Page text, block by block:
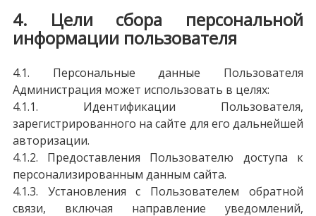
4. Цели сбора персональной
информации пользователя
4.1. Персональные данные Пользователя
Администрация может использовать в целях:
4.1.1. Идентификации Пользователя,
зарегистрированного на сайте для его дальнейшей
авторизации.
4.1.2. Предоставления Пользователю доступа к
персонализированным данным сайта.
4.1.3. Установления с Пользователем обратной
связи, включая направление уведомлений,